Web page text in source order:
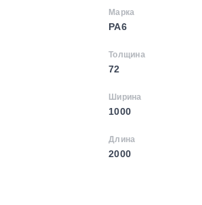
Марка
PA6
Толщина
72
Ширина
1000
Длина
2000